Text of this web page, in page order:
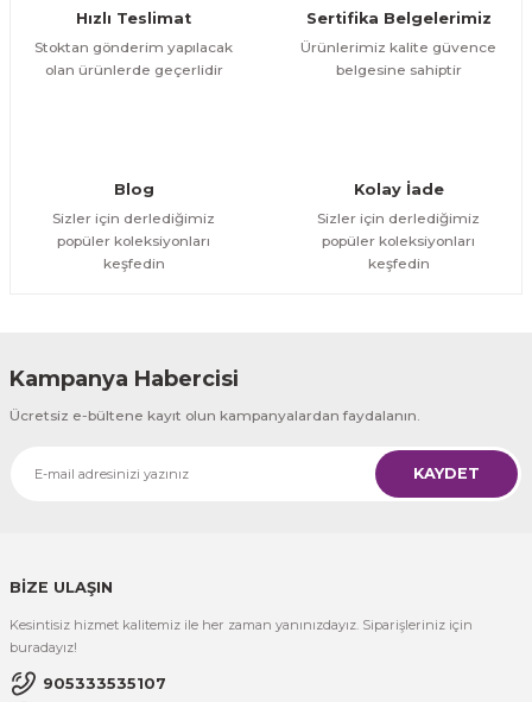
Hızlı Teslimat
Stoktan gönderim yapılacak
olan ürünlerde geçerlidir
Sertifika Belgelerimiz
Ürünlerimiz kalite güvence
belgesine sahiptir
Blog
Sizler için derlediğimiz
popüler koleksiyonları
keşfedin
Kolay İade
Sizler için derlediğimiz
popüler koleksiyonları
keşfedin
Kampanya Habercisi
Ücretsiz e-bültene kayıt olun kampanyalardan faydalanın.
KAYDET
BİZE ULAŞIN
Kesintisiz hizmet kalitemiz ile her zaman yanınızdayız. Siparişleriniz için
buradayız!
905333535107